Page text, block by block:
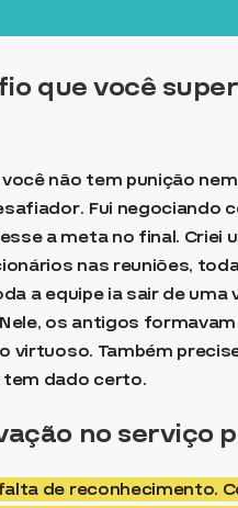
que você
não tem punição
Fui negociando
a meta no final. Criei
nas reuniões,
a equipe ia sair de
os antigos
virtuoso. Também
tem dado certo.
no serviço
de reconhecimento.